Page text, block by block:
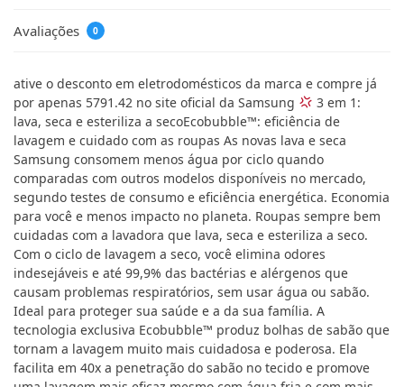
Avaliações 0
ative o desconto em eletrodomésticos da marca e compre já
por apenas 5791.42 no site oficial da Samsung
3 em 1:
lava, seca e esteriliza a secoEcobubble™: eficiência de
lavagem e cuidado com as roupas As novas lava e seca
Samsung consomem menos água por ciclo quando
comparadas com outros modelos disponíveis no mercado,
segundo testes de consumo e eficiência energética. Economia
para você e menos impacto no planeta. Roupas sempre bem
cuidadas com a lavadora que lava, seca e esteriliza a seco.
Com o ciclo de lavagem a seco, você elimina odores
indesejáveis e até 99,9% das bactérias e alérgenos que
causam problemas respiratórios, sem usar água ou sabão.
Ideal para proteger sua saúde e a da sua família. A
tecnologia exclusiva Ecobubble™ produz bolhas de sabão que
tornam a lavagem muito mais cuidadosa e poderosa. Ela
facilita em 40x a penetração do sabão no tecido e promove